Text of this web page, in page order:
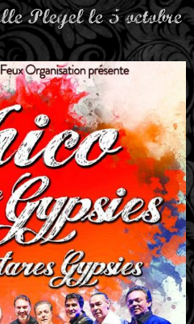
Pleyel le 5 octobre